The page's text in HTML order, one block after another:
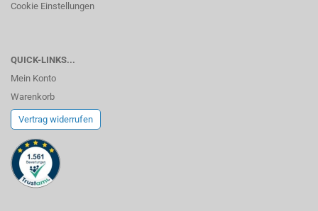
Cookie Einstellungen
QUICK-LINKS...
Mein Konto
Warenkorb
Vertrag widerrufen